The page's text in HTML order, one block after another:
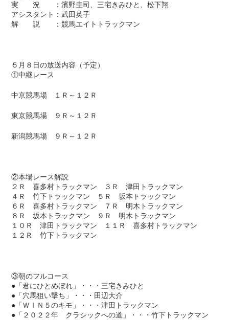
実 況 ：濱野圭司、三宅きみひと、松下翔
アシスタント：武田英子
解 説 ：競馬エイトトラックマン
５月８日の放送内容（予定）
①中継レース
中京競馬場 １Ｒ～１２Ｒ
東京競馬場 ９Ｒ～１２Ｒ
新潟競馬場 ９Ｒ～１２Ｒ
②本場レース解説
２Ｒ 喜多村トラックマン ３Ｒ 津田トラックマン
４Ｒ 竹下トラックマン ５Ｒ 坂本トラックマン
６Ｒ 喜多村トラックマン ７Ｒ 明木トラックマン
８Ｒ 坂本トラックマン ９Ｒ 明木トラックマン
１０Ｒ 津田トラックマン １１Ｒ 喜多村トラックマン
１２Ｒ 竹下トラックマン
③朝のフルコース
●「君にひとめぼれ」・・・三宅きみひと
●「穴馬狙い撃ち」・・・田辺大介
●「ＷＩＮ５のキモ」・・・津田トラックマン
●「２０２２年 クラシックへの道」・・・竹下トラックマン